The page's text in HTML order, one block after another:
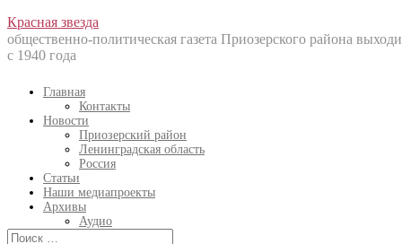
Перейти
к
содержанию
Красная звезда
общественно-политическая газета Приозерского района
с 1940 года
Главная
Контакты
Новости
Приозерский район
Ленинградская область
Россия
Статьи
Наши медиапроекты
Архивы
Аудио
Искать: